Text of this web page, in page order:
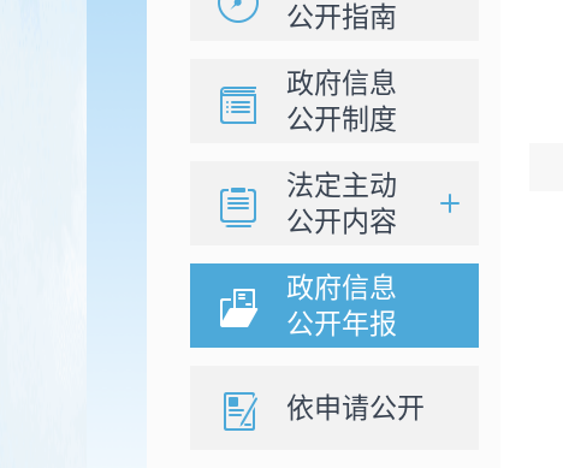
公开指南
政府信息
公开制度
法定主动
公开内容
政府信息
公开年报
依申请公开